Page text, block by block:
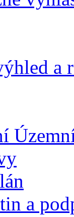
a
a